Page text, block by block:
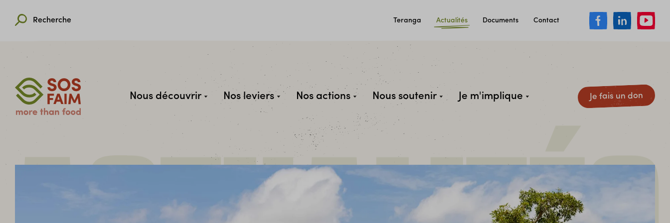
Recherche Teranga Actualités Documents Contact
Nous découvrir Nos leviers Nos actions Nous soutenir Je m'implique Je fais un don